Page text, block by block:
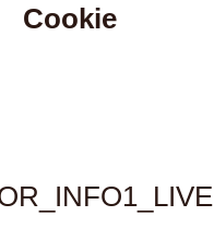
Cookie